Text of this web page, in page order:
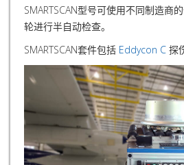
SMARTSCAN型号可使用不同制造商
轮进行半自动检查。
SMARTSCAN套件包括 Eddycon C 探